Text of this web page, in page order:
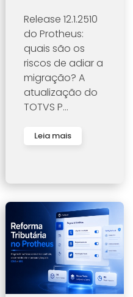
Release 12.1.2510
do Protheus:
quais são os
riscos de adiar a
migração? A
atualização do
TOTVS P...
Leia mais